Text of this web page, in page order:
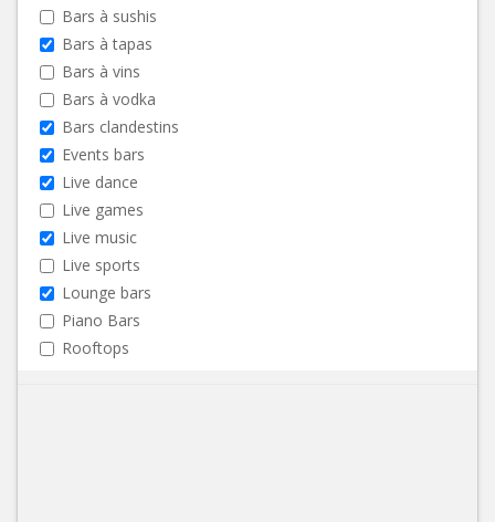
Bars à sushis
Bars à tapas
Bars à vins
Bars à vodka
Bars clandestins
Events bars
Live dance
Live games
Live music
Live sports
Lounge bars
Piano Bars
Rooftops